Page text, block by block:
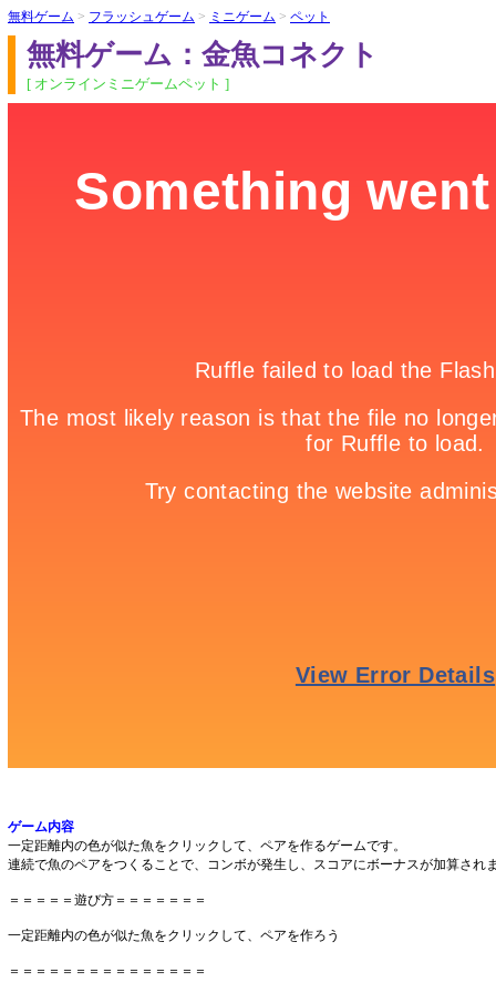
無料ゲーム > フラッシュゲーム > ミニゲーム > ペット
無料ゲーム：金魚コネクト
[ オンラインミニゲームペット ]
ゲーム内容
一定距離内の色が似た魚をクリックして、ペアを作るゲームです。
連続で魚のペアをつくることで、コンボが発生し、スコアにボーナスが加算され
＝＝＝＝＝遊び方＝＝＝＝＝＝＝
一定距離内の色が似た魚をクリックして、ペアを作ろう
＝＝＝＝＝＝＝＝＝＝＝＝＝＝＝